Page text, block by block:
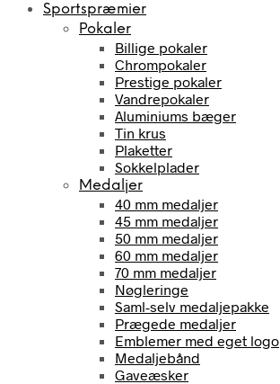
Sportspræmier
Pokaler
Billige pokaler
Chrompokaler
Prestige pokaler
Vandrepokaler
Aluminiums bæger
Tin krus
Plaketter
Sokkelplader
Medaljer
40 mm medaljer
45 mm medaljer
50 mm medaljer
60 mm medaljer
70 mm medaljer
Nøgleringe
Saml-selv medaljepakke
Prægede medaljer
Emblemer med eget logo
Medaljebånd
Gaveæsker